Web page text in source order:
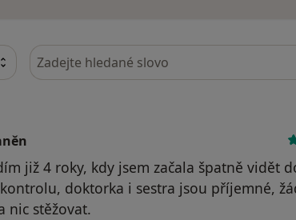
Hledejte v názorech
již 4 roky, kdy jsem začala špatně vidět
doktorka i sestra jsou příjemné,
nic stěžovat.